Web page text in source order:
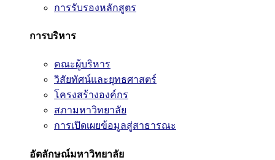
การรับรองหลักสูตร
การบริหาร
คณะผู้บริหาร
วิสัยทัศน์และยุทธศาสตร์
โครงสร้างองค์กร
สภามหาวิทยาลัย
การเปิดเผยข้อมูลสู่สาธารณะ
อัตลักษณ์มหาวิทยาลัย